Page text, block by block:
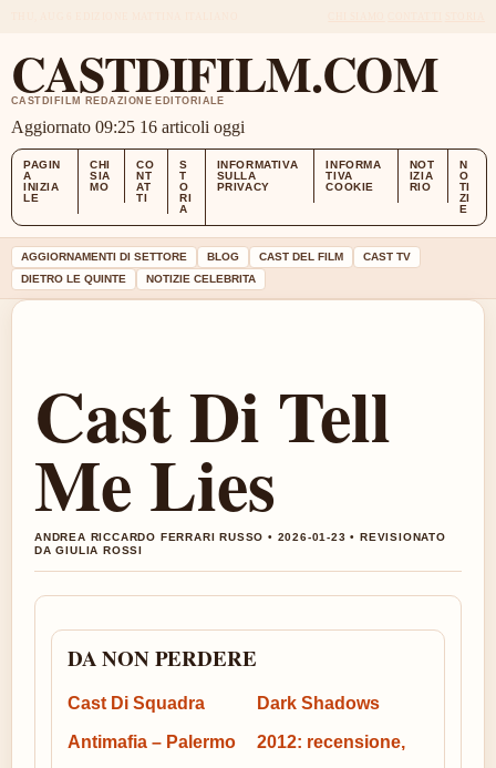
CASTDIFILM.COM
CASTDIFILM REDAZIONE EDITORIALE
Aggiornato 09:25 16 articoli oggi
PAGIN
A
INIZIA
LE
CHI
SIA
MO
CO
NT
AT
TI
S
T
O
RI
A
INFORMATIVA
SULLA
PRIVACY
INFORMA
TIVA
COOKIE
NOT
IZIA
RIO
N
O
TI
ZI
E
AGGIORNAMENTI DI SETTORE BLOG CAST DEL FILM
CAST TV
DIETRO LE QUINTE
NOTIZIE CELEBRITA
Cast Di Tell
Me Lies
ANDREA RICCARDO FERRARI RUSSO • 2026-01-23 • REVISIONATO
DA GIULIA ROSSI
DA NON PERDERE
Cast Di Squadra
Antimafia – Palermo
Dark Shadows
2012: recensione,